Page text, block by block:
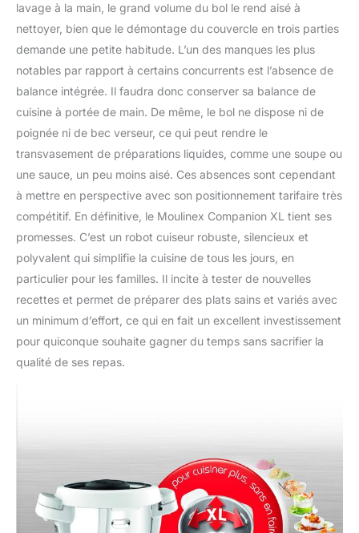
lavage à la main, le grand volume du bol le rend aisé à
nettoyer, bien que le démontage du couvercle en trois parties
demande une petite habitude. L’un des manques les plus
notables par rapport à certains concurrents est l’absence de
balance intégrée. Il faudra donc conserver sa balance de
cuisine à portée de main. De même, le bol ne dispose ni de
poignée ni de bec verseur, ce qui peut rendre le
transvasement de préparations liquides, comme une soupe ou
une sauce, un peu moins aisé. Ces absences sont cependant
à mettre en perspective avec son positionnement tarifaire très
compétitif. En définitive, le Moulinex Companion XL tient ses
promesses. C’est un robot cuiseur robuste, silencieux et
polyvalent qui simplifie la cuisine de tous les jours, en
particulier pour les familles. Il incite à tester de nouvelles
recettes et permet de préparer des plats sains et variés avec
un minimum d’effort, ce qui en fait un excellent investissement
pour quiconque souhaite gagner du temps sans sacrifier la
qualité de ses repas.